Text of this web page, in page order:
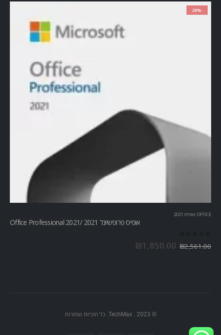
-28%
OFFICE
, אופיס 2021
אופיס פרופשיונל 2021 /Office Professional 2021
₪2,561.00
₪1,850.00
© TechMax . 2023. כל הזכיות שמורות